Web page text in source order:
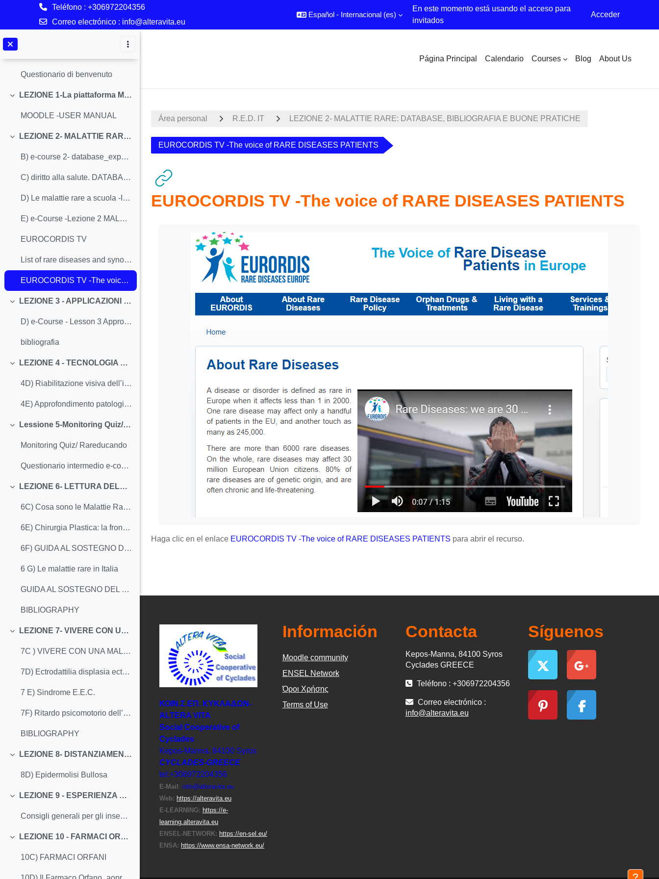
Teléfono : +306972204356
Correo electrónico : info@alteravita.eu
Español - Internacional ‎(es)‎
En este momento está usando el acceso para
invitados
Acceder
Página Principal Calendario Courses Blog About Us
YOUTUBE -RED CHANEL
Questionario di benvenuto
Colapsar
LEZIONE 1-La piattaforma MOODLE
MOODLE -USER MANUAL
Colapsar
LEZIONE 2- MALATTIE RARE: DATABASE, BIBLIOGRAFIA E BUONE PRATICHE
B) e-course 2- database_expert Giulia Volpato - TRANSCRIPTION
C) diritto alla salute. DATABASE E BEST PRACTICES.pptx
D) Le malattie rare a scuola -Italia
E) e-Course -Lezione 2 MALATTIE RARE: DATABASE, BIBLIOGRAFIA E BUONE PRATICHE
EUROCORDIS TV
List of rare diseases and synonyms in alphabetical order
EUROCORDIS TV -The voice of RARE DISEASES PATIENTS
Colapsar
LEZIONE 3 - APPLICAZIONI DIDATTICHE A SCUOLA
D) e-Course - Lesson 3 Approfondimento Robotica e digitale
bibliografia
Colapsar
LEZIONE 4 - TECNOLOGIA PER LA FRAGILITÀ
4D) Riabilitazione visiva dell’ipovisione Malattie rare e ipovisone
4E) Approfondimento patologie rare- Sindrome di Alström
Colapsar
Lessione 5-Monitoring Quiz/ Rareducando
Monitoring Quiz/ Rareducando
Questionario intermedio e-course 5
Colapsar
LEZIONE 6- LETTURA DELLE MALATTIE RARE (Cosa SONO - IMPATTO CLINICO)
6C) Cosa sono le Malattie Rare?
6E) Chirurgia Plastica: la frontiera della bellezza consapevole
6F) GUIDA AL SOSTEGNO DEL GENITORE
6 G) Le malattie rare in Italia
GUIDA AL SOSTEGNO DEL GENITORE 12-17 ANNI
BIBLIOGRAPHY
Colapsar
LEZIONE 7- VIVERE CON UNA MALATTIA RARA: l'iter burocratico, gli ostacoli e le agevolazioni
7C ) VIVERE CON UNA MALATTIA RARA: OSTACOLI E FACILITAZIONI
7D) Ectrodattilia displasia ectodermica con labio-palato schisi
7 E) Sindrome E.E.C.
7F) Ritardo psicomotorio dell’età evolutiva
BIBLIOGRAPHY
Colapsar
LEZIONE 8- DISTANZIAMENTO SOCIALE - MALATTIE RARE E COVID
8D) Epidermolisi Bullosa
Colapsar
LEZIONE 9 - ESPERIENZA VIRTUALE/SCUOLA INCLUSIVA
Consigli generali per gli insegnanti
Colapsar
LEZIONE 10 - FARMACI ORFANI: DEFINIZIONE DI EMA, ADATTAMENTO SCOLASTICO E UTILIZZO NELLA VITA QUOTIDIANA.
10C) FARMACI ORFANI
Área personal R.E.D. IT LEZIONE 2- MALATTIE RARE: DATABASE, BIBLIOGRAFIA E BUONE PRATICHE
EUROCORDIS TV -The voice of RARE DISEASES PATIENTS
EUROCORDIS TV -The voice of RARE DISEASES PATIENTS
Haga clic en el enlace EUROCORDIS TV -The voice of RARE DISEASES PATIENTS para abrir el recurso.
ΚΟΙΝ.Σ.ΕΠ. ΚΥΚΛΑΔΩΝ-
ΑLTERA VITA
Social Cooperative of
Cyclades
Kepos-Manna, 84100 Syros
CYCLADES-GREECE
tel:+306972204356
E-Μail : info@alteravita.eu
Web: https://alteravita.eu
E-LEARNING: https://e-
learning.alteravita.eu
ENSEL-NETWORK: https://en-sel.eu/
ENSA: https://www.ensa-network.eu/
Información
Moodle community
ΕΝSEL Network
Όροι Χρήσης
Terms of Use
Contacta
Kepos-Manna, 84100 Syros
Cyclades GREECE
Teléfono : +306972204356
Correo electrónico :
info@alteravita.eu
Síguenos